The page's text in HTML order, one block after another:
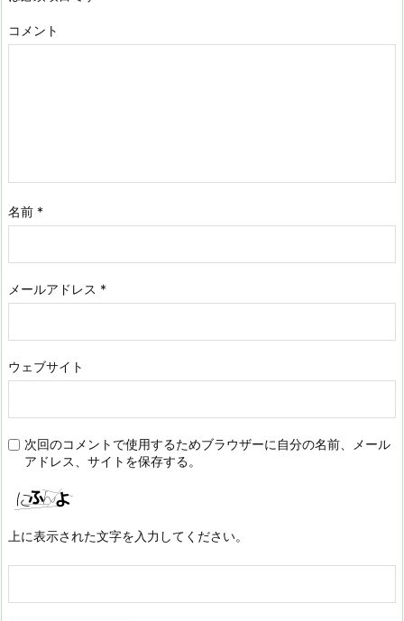
コメント
名前 *
メールアドレス *
ウェブサイト
次回のコメントで使用するためブラウザーに自分の名前、メール
アドレス、サイトを保存する。
上に表示された文字を入力してください。